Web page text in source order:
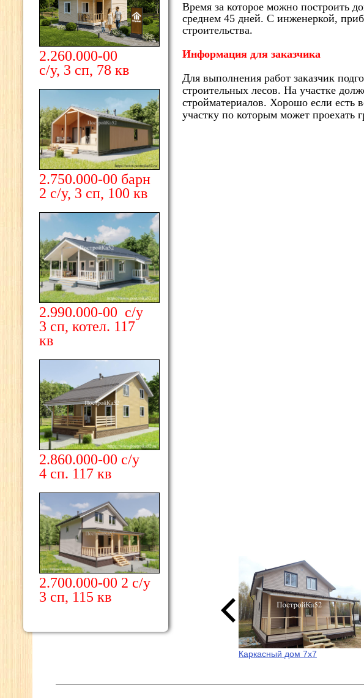
Время за которое можно построить
среднем 45 дней. С инженеркой,
строительства.
Информация для заказчика
Для выполнения работ заказчик
строительных лесов. На участке
стройматериалов. Хорошо если есть
участку по которым может проехать
2.260.000-00
с/у, 3 сп, 78 кв
2.750.000-00 барн
2 с/у, 3 сп, 100 кв
2.990.000-00 с/у
3 сп, котел. 117
кв
2.860.000-00 с/у
4 сп. 117 кв
2.700.000-00 2 с/у
3 сп, 115 кв
Каркасный дом 7х7